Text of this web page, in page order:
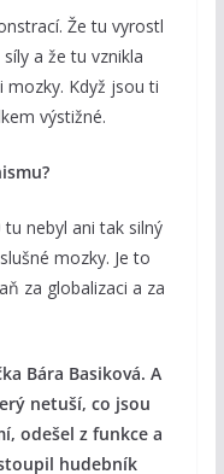
Že tu vyrostl
a že tu vznikla
mozky. Když jsou ti
výstižné.
nebyl ani tak silný
mozky. Je to
za globalizaci a za
Bára Basiková. A
netuší, co jsou
odešel z funkce a
hudebník